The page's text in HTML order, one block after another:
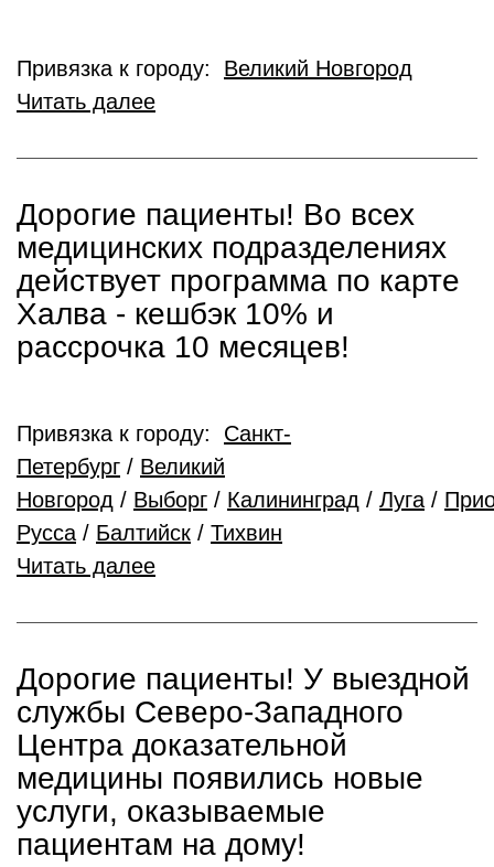
Привязка к городу: Великий Новгород
Читать далее
Дорогие пациенты! Во всех
медицинских подразделениях
действует программа по карте
Халва - кешбэк 10% и
рассрочка 10 месяцев!
Привязка к городу: Санкт-
Петербург / Великий
Новгород / Выборг / Калининград / Луга /
Русса / Балтийск / Тихвин
Читать далее
Дорогие пациенты! У выездной
службы Северо-Западного
Центра доказательной
медицины появились новые
услуги, оказываемые
пациентам на дому!